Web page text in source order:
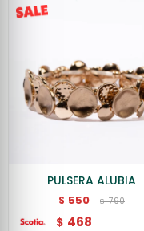
PULSERA ALUBIA
$ 550 $ 790
$ 468